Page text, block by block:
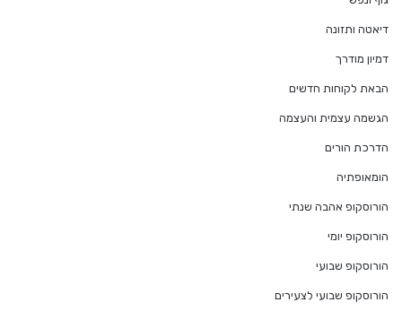
דיאטה ותזונה
דמיון מודרך
הבאת לקוחות חדשים
הגשמה עצמית והעצמה
הדרכת הורים
הומאופתיה
הורוסקופ אהבה שנתי
הורוסקופ יומי
הורוסקופ שבועי
הורוסקופ שבועי לצעירים